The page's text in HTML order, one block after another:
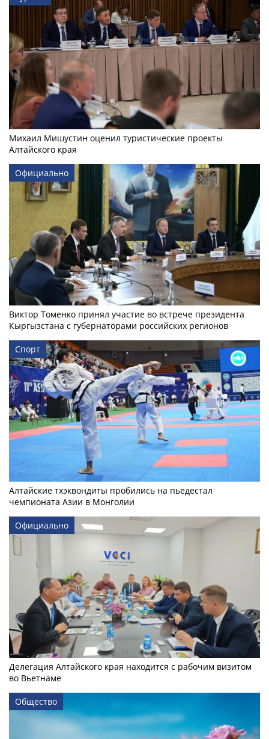
Михаил Мишустин оценил туристические проекты
Алтайского края
Официально
Виктор Томенко принял участие во встрече президента
Кыргызстана с губернаторами российских регионов
Спорт
Алтайские тхэквондиты пробились на пьедестал
чемпионата Азии в Монголии
Официально
Делегация Алтайского края находится с рабочим визитом
во Вьетнаме
Общество